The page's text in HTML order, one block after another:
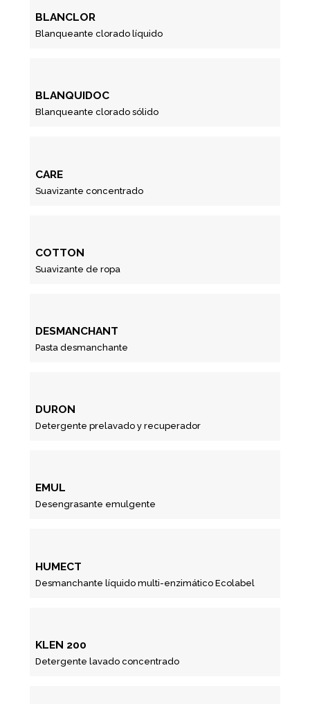
BLANCLOR
Blanqueante clorado líquido
BLANQUIDOC
Blanqueante clorado sólido
CARE
Suavizante concentrado
COTTON
Suavizante de ropa
DESMANCHANT
Pasta desmanchante
DURON
Detergente prelavado y recuperador
EMUL
Desengrasante emulgente
HUMECT
Desmanchante líquido multi-enzimático Ecolabel
KLEN 200
Detergente lavado concentrado